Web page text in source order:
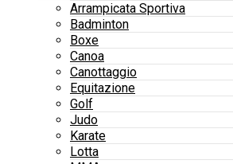
Arrampicata Sportiva
Badminton
Boxe
Canoa
Canottaggio
Equitazione
Golf
Judo
Karate
Lotta